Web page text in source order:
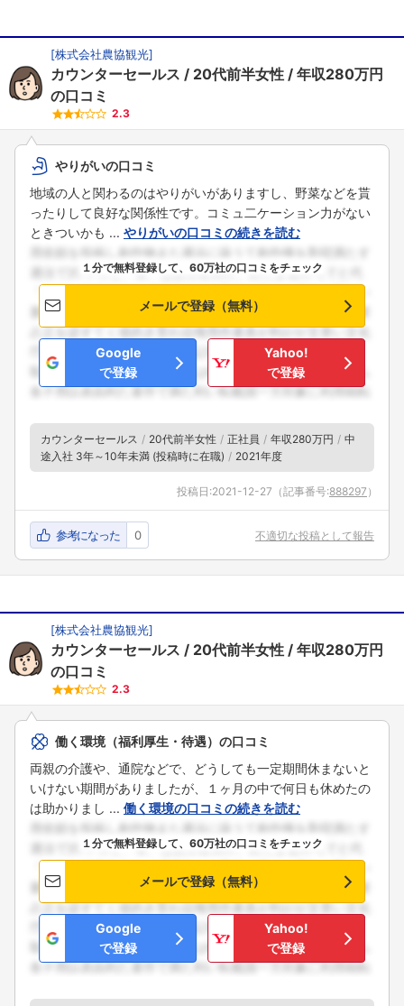
[株式会社農協観光]
カウンターセールス 20代前半女性
年収280万円
の口コミ
2.3
やりがいの口コミ
地域の人と関わるのはやりがいがありますし、野菜などを貰
ったりして良好な関係性です。コミュ二ケーション力がない
ときついかも ... やりがいの口コミの続きを読む
１分で無料登録して、60万社の口コミをチェック
メールで登録（無料）
Google
で登録
Yahoo!
で登録
カウンターセールス 20代前半女性 正社員 年収280万円
中
途入社 3年～10年未満 (投稿時に在職)
2021年度
投稿日:2021-12-27 （記事番号:888297 ）
参考になった 0 不適切な投稿として報告
[株式会社農協観光]
カウンターセールス 20代前半女性
年収280万円
の口コミ
2.3
働く環境（福利厚生・待遇）の口コミ
両親の介護や、通院などで、どうしても一定期間休まないと
いけない期間がありましたが、１ヶ月の中で何日も休めたの
は助かりまし ... 働く環境の口コミの続きを読む
１分で無料登録して、60万社の口コミをチェック
メールで登録（無料）
Google
で登録
Yahoo!
で登録